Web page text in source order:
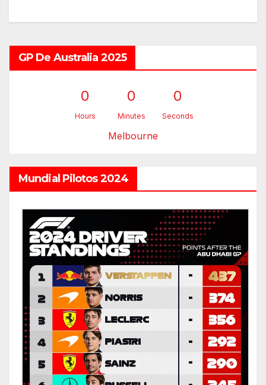
GP De Australia 2025
0
Hours
0
Minutes
0
Seconds
Melbourne
Mundial Pilotos 2024